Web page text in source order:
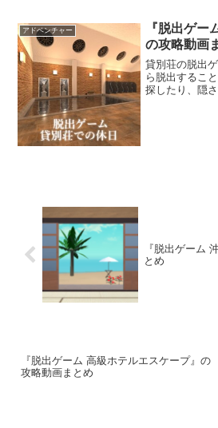
だ。ちょっと
れているぞ。
アドベンチャー
『脱出ゲー
の攻略動画
貸別荘の脱出
ら脱出するこ
探したり、隠
『脱出ゲーム
とめ
『脱出ゲーム 高級ホテルエスケープ』の
攻略動画まとめ